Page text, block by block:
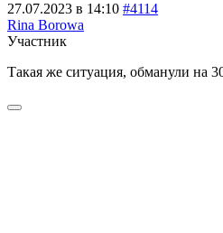
27.07.2023 в 14:10 #4114
Rina Borowa
Участник
Такая же ситуация, обманули на